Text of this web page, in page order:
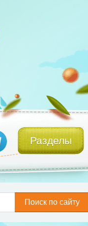
Разделы
Поиск по сайту